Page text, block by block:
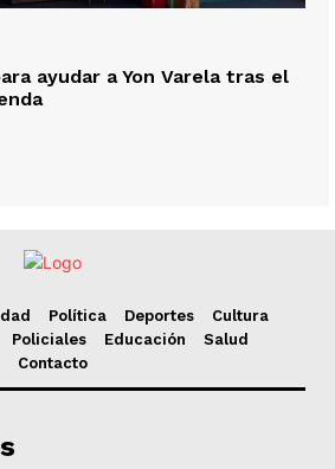
ayudar a Yon Varela tras el
Política Deportes
Cultura
Policiales Educación
Salud
Contacto